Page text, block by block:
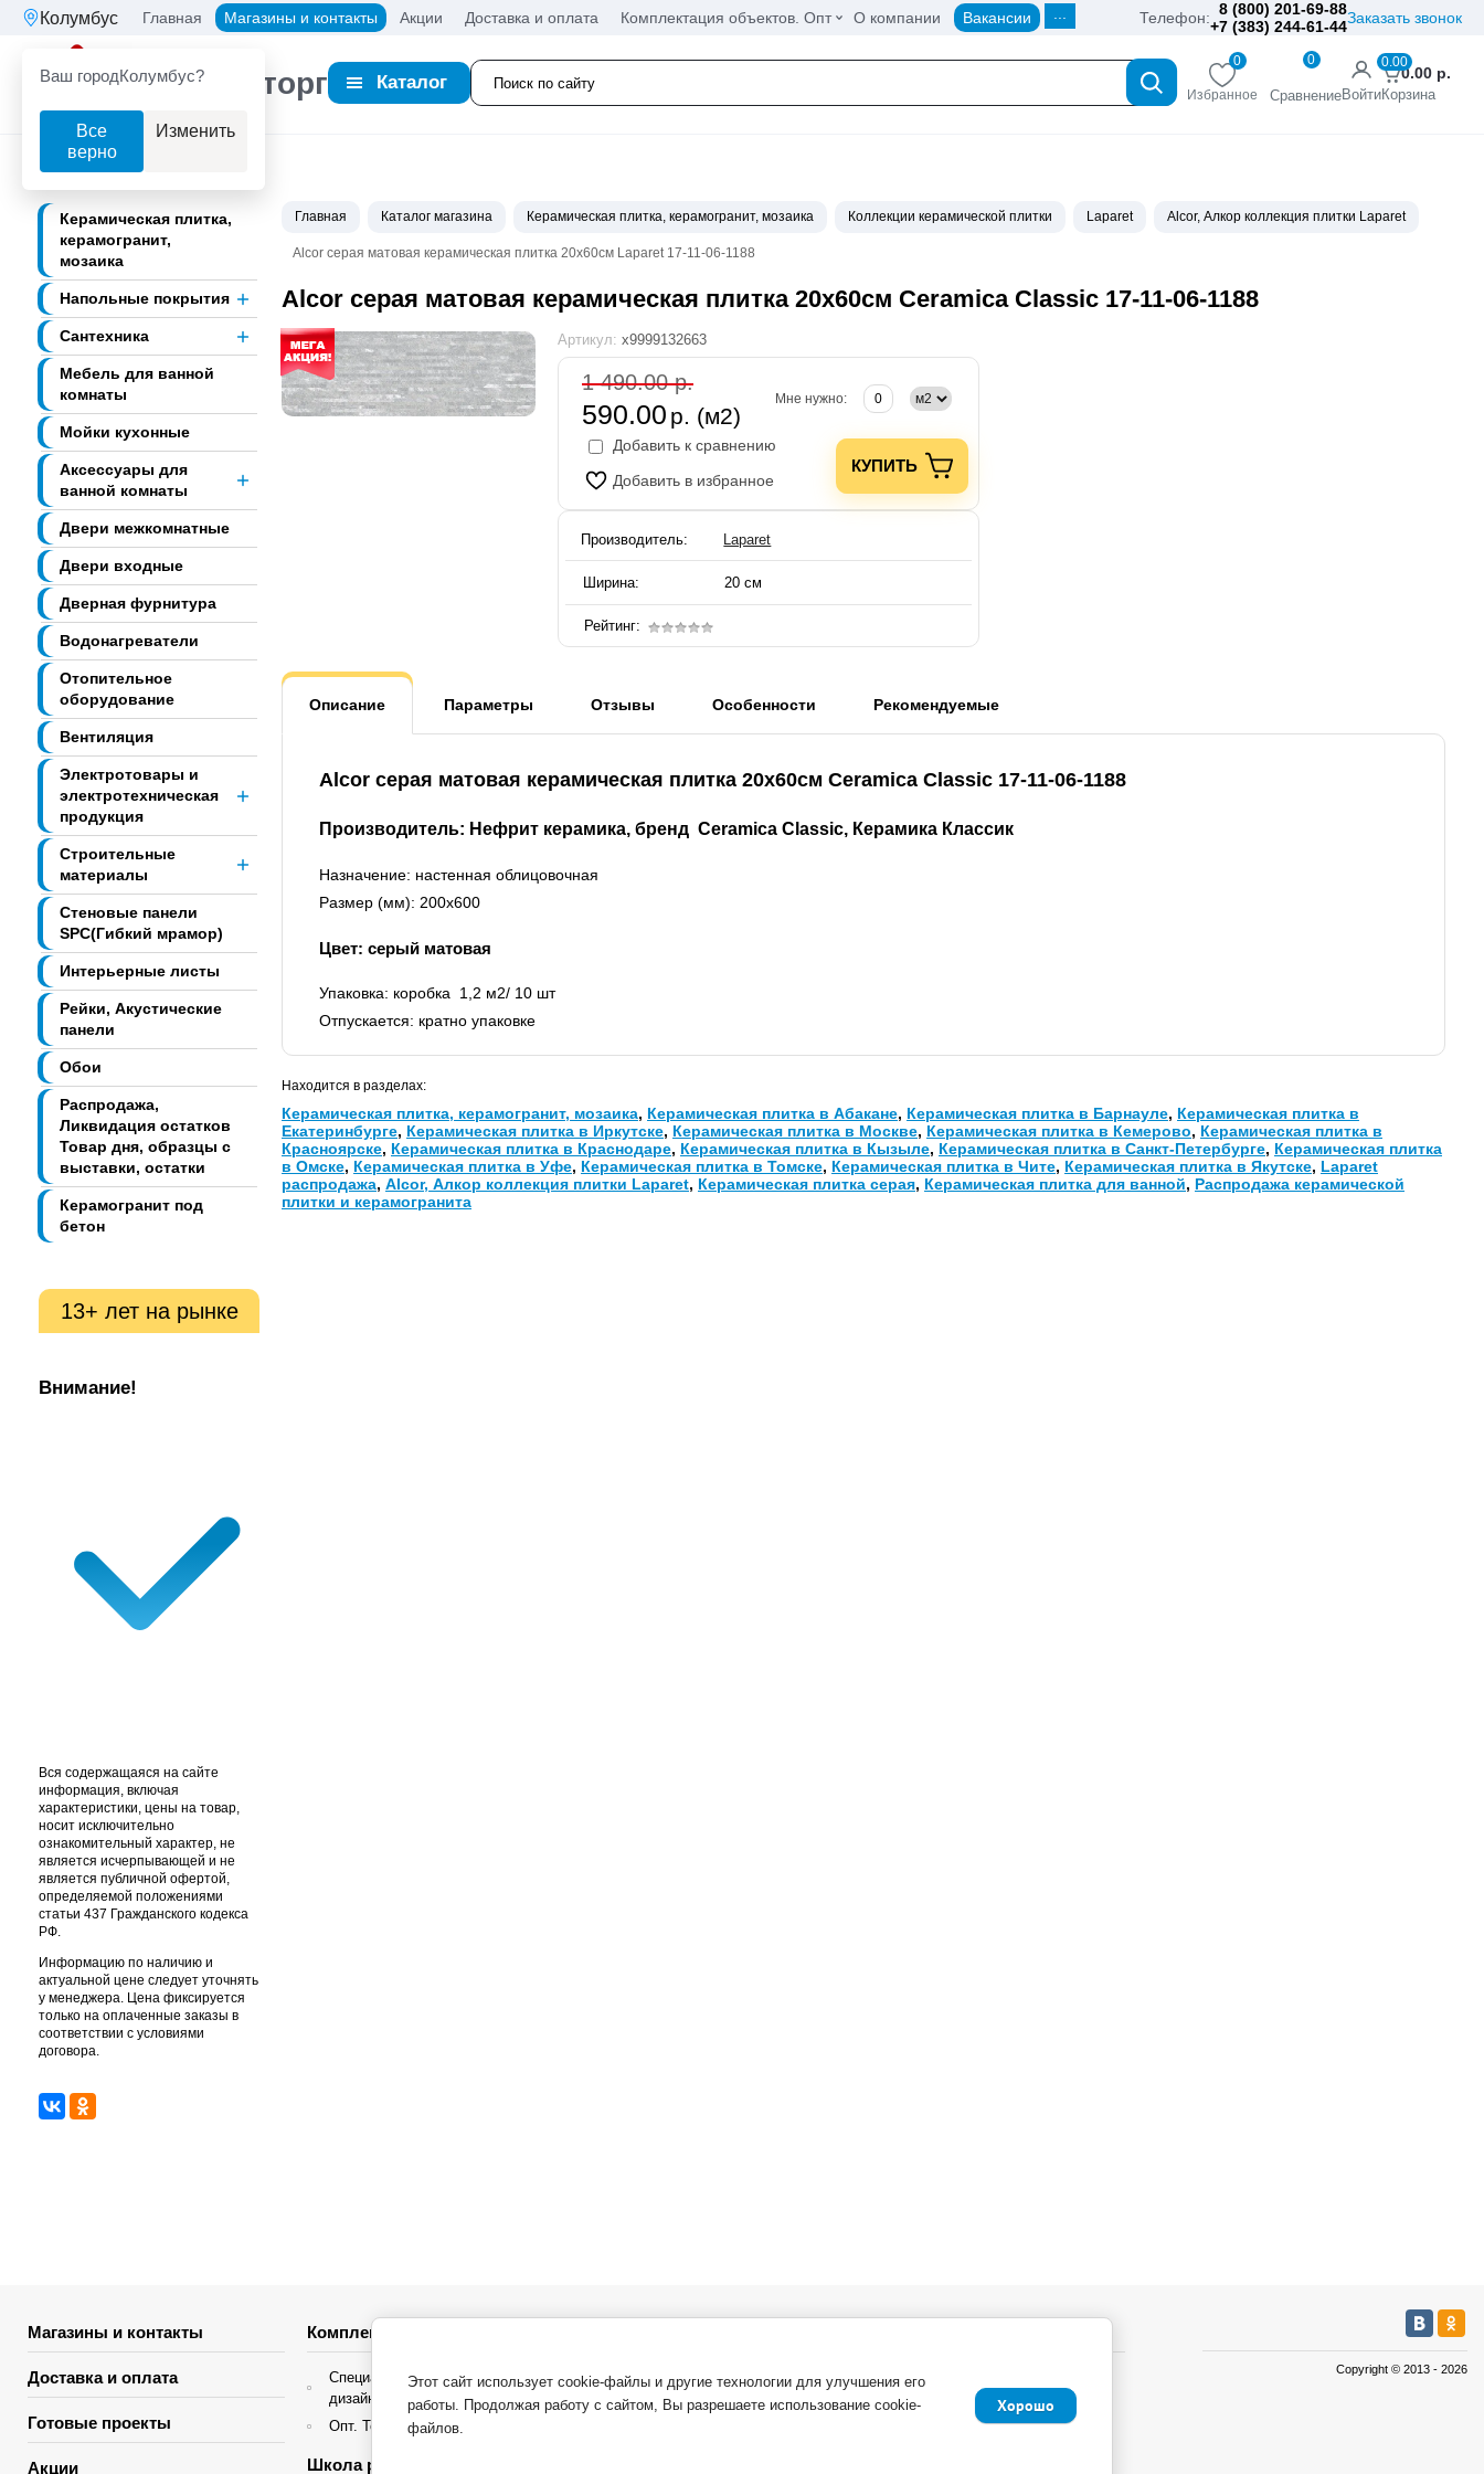
Колумбус
Ваш городКолумбус?
Все
верно
Изменить
Главная Магазины и контакты Акции Доставка и оплата Комплектация объектов. Опт О компании Вакансии Телефон: 8 (800) 201-69-88
+7 (383) 244-61-44Заказать звонок
Партнерторг Каталог
0
Избранное Сравнение
0
Войти
0.00
0.00 р.
Корзина
Керамическая плитка,
керамогранит,
мозаика
Напольные покрытия
Сантехника
Мебель для ванной
комнаты
Мойки кухонные
Аксессуары для
ванной комнаты
Двери межкомнатные
Двери входные
Дверная фурнитура
Водонагреватели
Отопительное
оборудование
Вентиляция
Электротовары и
электротехническая
продукция
Строительные
материалы
Стеновые панели
SPC(Гибкий мрамор)
Интерьерные листы
Рейки, Акустические
панели
Обои
Распродажа,
Ликвидация остатков
Товар дня, образцы с
выставки, остатки
Керамогранит под
бетон
13+ лет на рынке
Внимание!
Вся содержащаяся на сайте
информация, включая
характеристики, цены на товар,
носит исключительно
ознакомительный характер, не
является исчерпывающей и не
является публичной офертой,
определяемой положениями
статьи 437 Гражданского кодекса
РФ.
Информацию по наличию и
актуальной цене следует уточнять
у менеджера. Цена фиксируется
только на оплаченные заказы в
соответствии с условиями
договора.
Главная Каталог магазина Керамическая плитка, керамогранит, мозаика Коллекции керамической плитки Laparet Alcor, Алкор коллекция плитки Laparet
Alcor серая матовая керамическая плитка 20x60см Laparet 17-11-06-1188
Alcor серая матовая керамическая плитка 20x60см Ceramica Classic 17-11-06-1188
Артикул: х9999132663
1 490.00 р.
590.00 р. (м2)
Мне нужно:
Добавить к сравнению
Добавить в избранное
КУПИТЬ
Производитель: Laparet
Ширина: 20 см
Рейтинг:
Описание Параметры Отзывы Особенности Рекомендуемые
Alcor серая матовая керамическая плитка 20x60см Ceramica Classic 17-11-06-1188
Производитель: Нефрит керамика, бренд Ceramica Classic, Керамика Классик
Назначение: настенная облицовочная
Размер (мм): 200х600
Цвет: серый матовая
Упаковка: коробка 1,2 м2/ 10 шт
Отпускается: кратно упаковке
Находится в разделах:
Керамическая плитка, керамогранит, мозаика, Керамическая плитка в Абакане, Керамическая плитка в Барнауле, Керамическая плитка в
Екатеринбурге, Керамическая плитка в Иркутске, Керамическая плитка в Москве, Керамическая плитка в Кемерово, Керамическая плитка в
Красноярске, Керамическая плитка в Краснодаре, Керамическая плитка в Кызыле, Керамическая плитка в Санкт-Петербурге, Керамическая плитка
в Омске, Керамическая плитка в Уфе, Керамическая плитка в Томске, Керамическая плитка в Чите, Керамическая плитка в Якутске, Laparet
распродажа, Alcor, Алкор коллекция плитки Laparet, Керамическая плитка серая, Керамическая плитка для ванной, Распродажа керамической
плитки и керамогранита
Магазины и контакты
Доставка и оплата
Готовые проекты
Акции
Комплектация объектов. Опт
Специальные условия для
дизайнеров интерьера
Опт. Торгующие организации
Школа ремонта
Новости
Возврат товара
Приемка товара
Copyright © 2013 - 2026
Этот сайт использует cookie-файлы и другие технологии для улучшения его
работы. Продолжая работу с сайтом, Вы разрешаете использование cookie-
файлов.
Хорошо